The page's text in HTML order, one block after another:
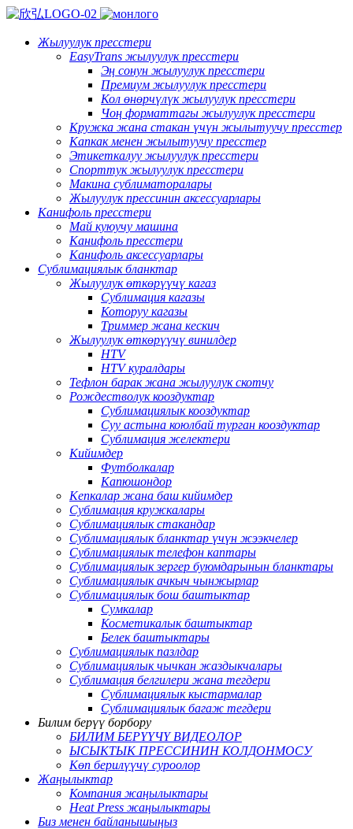
Жылуулук пресстери
EasyTrans жылуулук пресстери
Эң сонун жылуулук пресстери
Премиум жылуулук пресстери
Кол өнөрчүлүк жылуулук пресстери
Чоң форматтагы жылуулук пресстери
Кружка жана стакан үчүн жылытуучу пресстер
Капкак менен жылытуучу пресстер
Этикеткалуу жылуулук пресстери
Спорттук жылуулук пресстери
Макина сублиматоралары
Жылуулук прессинин аксессуарлары
Канифоль пресстери
Май куюучу машина
Канифоль пресстери
Канифоль аксессуарлары
Сублимациялык бланктар
Жылуулук өткөрүүчү кагаз
Сублимация кагазы
Которуу кагазы
Триммер жана кескич
Жылуулук өткөрүүчү винилдер
HTV
HTV куралдары
Тефлон барак жана жылуулук скотчу
Рождестволук кооздуктар
Сублимациялык кооздуктар
Суу астына коюлбай турган кооздуктар
Сублимация желектери
Кийимдер
Футболкалар
Капюшондор
Кепкалар жана баш кийимдер
Сублимация кружкалары
Сублимациялык стакандар
Сублимациялык бланктар үчүн жээкчелер
Сублимациялык телефон каптары
Сублимациялык зергер буюмдарынын бланктары
Сублимациялык ачкыч чынжырлар
Сублимациялык бош баштыктар
Сумкалар
Косметикалык баштыктар
Белек баштыктары
Сублимациялык пазлдар
Сублимациялык чычкан жаздыкчалары
Сублимация белгилери жана тегдери
Сублимациялык кыстармалар
Сублимациялык багаж тегдери
Билим берүү борбору
БИЛИМ БЕРҮҮЧҮ ВИДЕОЛОР
ЫСЫКТЫК ПРЕССИНИН КОЛДОНМОСУ
Көп берилүүчү суроолор
Жаңылыктар
Компания жаңылыктары
Heat Press жаңылыктары
Биз менен байланышыңыз